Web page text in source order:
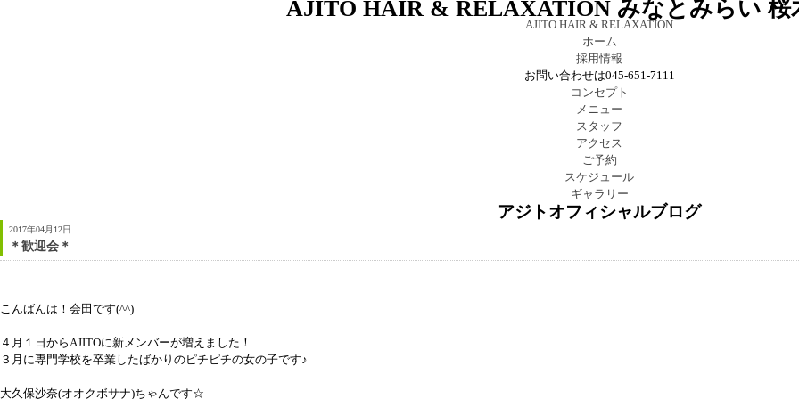
AJITO HAIR & RELAXATION みなとみらい 桜
AJITO HAIR & RELAXATION
ホーム
採用情報
お問い合わせは045-651-7111
コンセプト
メニュー
スタッフ
アクセス
ご予約
スケジュール
ギャラリー
アジトオフィシャルブログ
2017年04月12日
＊歓迎会＊
こんばんは！会田です(^^)
４月１日からAJITOに新メンバーが増えました！
３月に専門学校を卒業したばかりのピチピチの女の子です♪
大久保沙奈(オオクボサナ)ちゃんです☆